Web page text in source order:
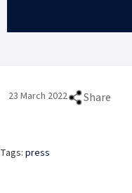
23 March 2022 Share
Tags: press